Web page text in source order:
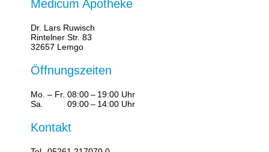
Medicum Apotheke
Dr. Lars Ruwisch
Rintelner Str. 83
32657 Lemgo
Öffnungszeiten
Mo. – Fr. 08:00 – 19:00 Uhr
Sa.
09:00 – 14:00 Uhr
Kontakt